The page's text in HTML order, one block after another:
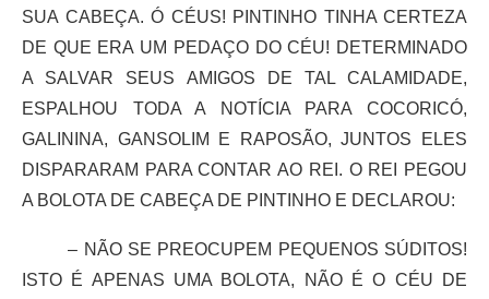
SUA CABEÇA. Ó CÉUS! PINTINHO TINHA CERTEZA
DE QUE ERA UM PEDAÇO DO CÉU! DETERMINADO
A SALVAR SEUS AMIGOS DE TAL CALAMIDADE,
ESPALHOU TODA A NOTÍCIA PARA COCORICÓ,
GALININA, GANSOLIM E RAPOSÃO, JUNTOS ELES
DISPARARAM PARA CONTAR AO REI. O REI PEGOU
A BOLOTA DE CABEÇA DE PINTINHO E DECLAROU:
– NÃO SE PREOCUPEM PEQUENOS SÚDITOS!
ISTO É APENAS UMA BOLOTA, NÃO É O CÉU DE